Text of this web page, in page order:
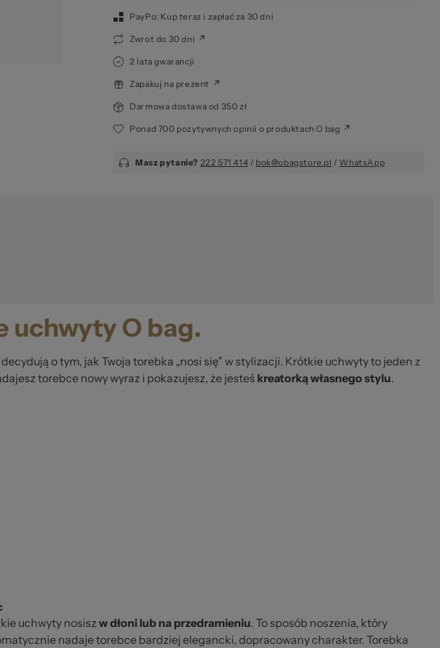
PayPo: Kup teraz i zapłać za 30 dni
Zwrot do 30 dni
2 lata gwarancji
Zapakuj na prezent
Darmowa dostawa od 350 zł
Ponad 700 pozytywnych opinii o produktach O bag
Masz pytanie? 222 571 414 / bok@obagstore.pl / WhatsApp
uchwyty O bag.
o tym, jak Twoja torebka „nosi się” w stylizacji. Krótkie uchwyty to jeden z
torebce nowy wyraz i pokazujesz, że jesteś kreatorką własnego stylu.
uchwyty nosiszw dłoni lub na przedramieniu. To sposób noszenia, który
nadaje torebce bardziej elegancki, dopracowany charakter. Torebka